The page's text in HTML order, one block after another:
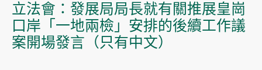
立法會：發展局局長就有關推展皇崗
口岸「一地兩檢」安排的後續工作議
案開場發言（只有中文）